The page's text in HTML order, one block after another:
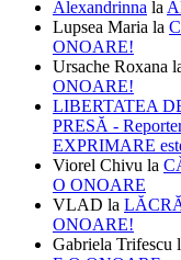
Alexandrinna la
Lupsea Maria la
ONOARE!
Ursache Roxana
ONOARE!
LIBERTATEA
PRESĂ -
EXPRIMARE
Viorel Chivu la
O ONOARE
VLAD la
ONOARE!
Gabriela Trifescu